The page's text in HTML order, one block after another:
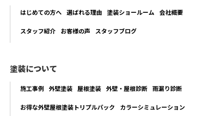
はじめての方へ 選ばれる理由 塗装ショールーム 会社概要
スタッフ紹介 お客様の声 スタッフブログ
塗装について
施工事例 外壁塗装 屋根塗装 外壁・屋根診断 雨漏り診断
お得な外壁屋根塗装トリプルパック カラーシミュレーション